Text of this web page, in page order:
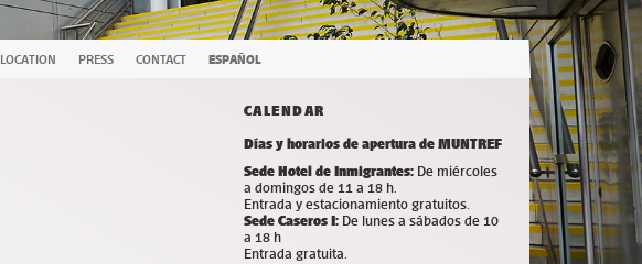
LOCATION PRESS CONTACT ESPAÑOL
CALENDAR
Días y horarios de apertura de MUNTREF
Sede Hotel de Inmigrantes:De miércoles
a domingos de 11 a 18 h.
Entrada y estacionamiento gratuitos.
Sede Caseros I:De lunes a sábados de 10
a 18 h
Entrada gratuita.